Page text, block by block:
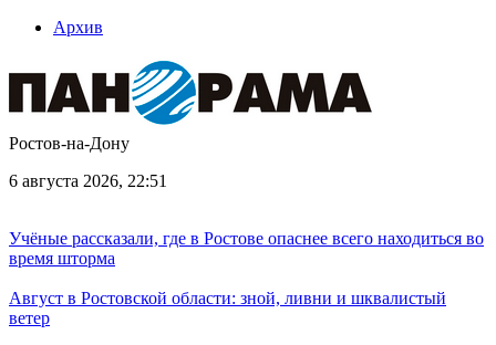
Архив
Ростов-на-Дону
6 августа 2026, 22:51
Учёные рассказали, где в Ростове опаснее всего находиться во
время шторма
Август в Ростовской области: зной, ливни и шквалистый
ветер